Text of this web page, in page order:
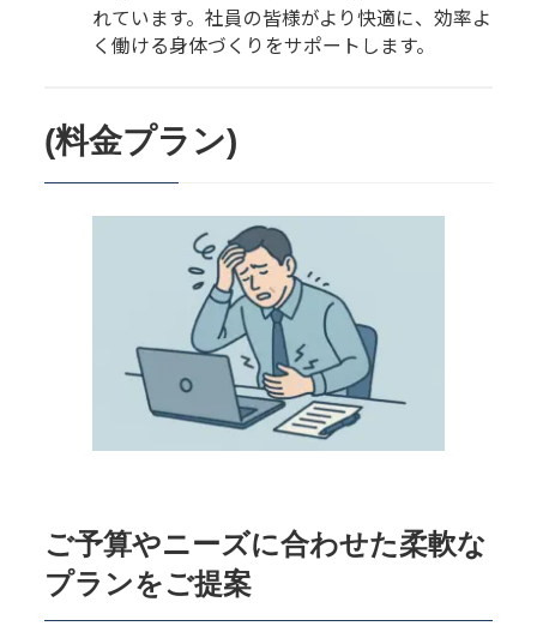
れています。社員の皆様がより快適に、効率よ
く働ける身体づくりをサポートします。
(料金プラン)
ご予算やニーズに合わせた柔軟な
プランをご提案